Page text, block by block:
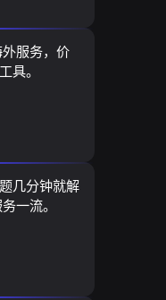
服务，价
具。
几分钟就解
一流。